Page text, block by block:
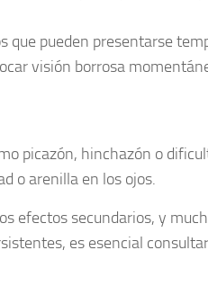
que pueden presentarse
visión borrosa
picazón, hinchazón o
o arenilla en los ojos.
efectos secundarios, y
es esencial